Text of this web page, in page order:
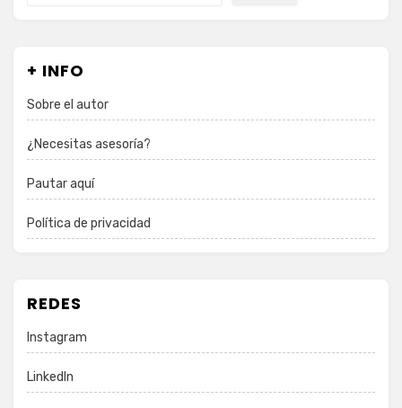
+ INFO
Sobre el autor
¿Necesitas asesoría?
Pautar aquí
Política de privacidad
REDES
Instagram
LinkedIn